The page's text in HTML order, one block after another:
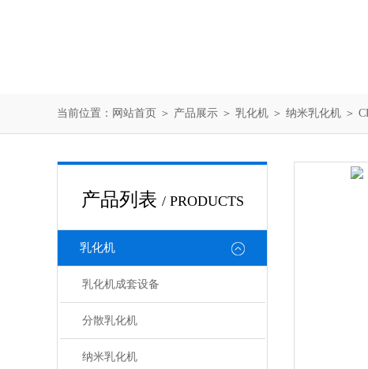
当前位置： 网站首页 ＞ 产品展示 ＞ 乳化机 ＞ 纳米乳化机 ＞
产品列表 / PRODUCTS
乳化机
乳化机成套设备
分散乳化机
纳米乳化机